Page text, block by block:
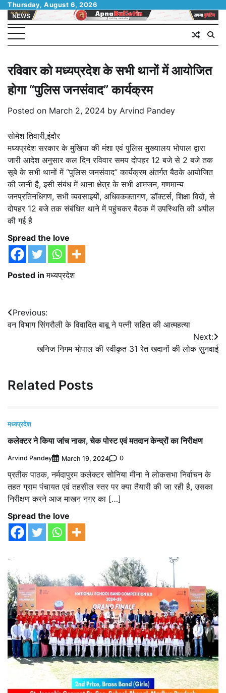
Skip
content
Thursday, August 6, 2026
रविवार को मध्यप्रदेश के सभी थानों में आयोजित
होगा “पुलिस जनसंवाद” कार्यक्रम
Posted on March 2, 2024 by Arvind Pandey
सोमेश तिवारी,इंदौर
मध्यप्रदेश सरकार के मुखिया की मंशा एवं पुलिस मुख्यालय भोपाल द्वारा
जारी आदेश अनुसार कल दिन रविवार समय दोपहर 12 बजे से 2 बजे तक
सूबे के सभी थानों में “पुलिस जनसंवाद” कार्यक्रम अंतर्गत बैठके आयोजित
की जानी है, इसी संबंध में थाना क्षेत्र के सभी आमजन, गणमान्य
जनप्रतिनधिगण, सभी व्यवसाइयों, अधिवकक्तागण, डॉक्टर्स, शिक्षा विदो, से
दोपहर 12 बजे तक संबंधित थाने में पहुंचकर बैठक में उपस्थिति की अपील
की गई है
Spread the love
Posted inमध्यप्रदेश
Post
navigation
Previous:
वन विभाग सिंगरौली के विवादित बाबू ने पत्नी सहित की आत्महत्या
Next:
खनिज निगम भोपाल की स्वीकृत 31 रेत खदानों की लोक सुनवाई
Related Posts
मध्यप्रदेश
कलेक्टर ने किया जांच नाका, चेक पोस्ट एवं मतदान केन्द्रों का निरीक्षण
Arvind Pandey March 19, 2024 0
प्रतीक पाठक, नर्मदापुरम कलेक्टर सोनिया मीना ने लोकसभा निर्वाचन के
तहत ग्राम पंचायत एवं तहसील स्तर पर क्या तैयारी की जा रही है, उसका
निरीक्षण करने आज माखन नगर का […]
Spread the love